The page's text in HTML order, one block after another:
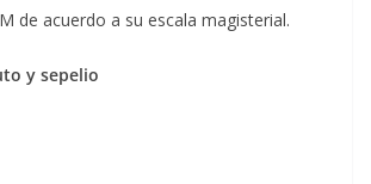
de acuerdo a su escala magisterial.
y sepelio